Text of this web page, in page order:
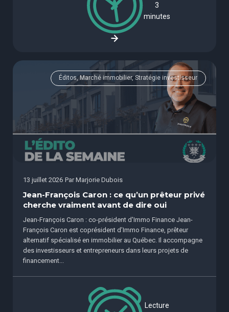
3
minutes
Éditos, Marché immobilier, Stratégie investisseur
13 juillet 2026 Par Marjorie Dubois
Jean-François Caron : ce qu’un prêteur privé
cherche vraiment avant de dire oui
Jean-François Caron : co-président d'Immo Finance Jean-
François Caron est coprésident d’Immo Finance, prêteur
alternatif spécialisé en immobilier au Québec. Il accompagne
des investisseurs et entrepreneurs dans leurs projets de
financement...
Lecture